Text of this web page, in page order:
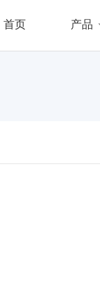
首页 产品